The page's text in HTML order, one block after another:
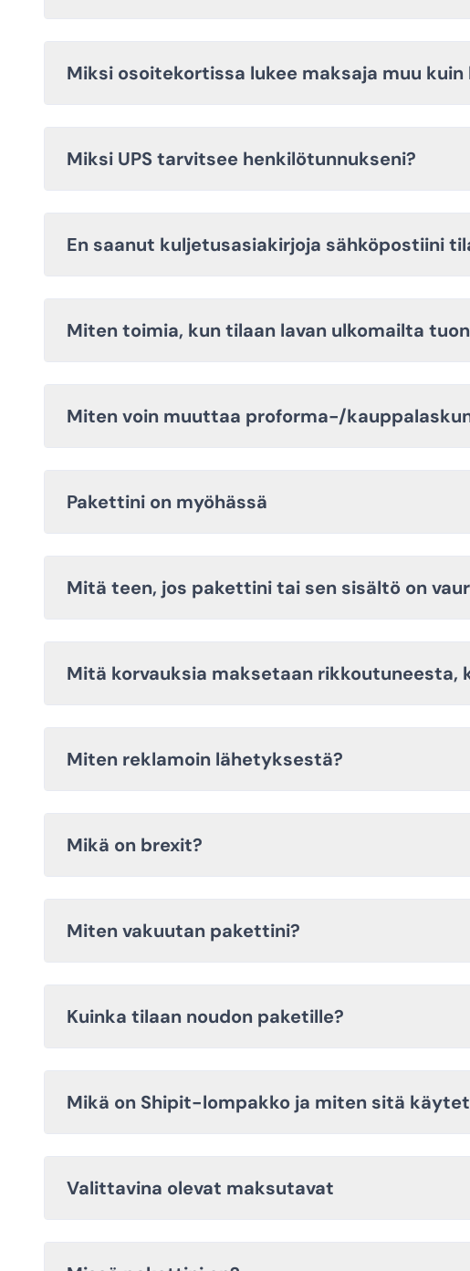
Miksi osoitekortissa lukee maksaja muu
Miksi UPS tarvitsee henkilötunnukseni?
En saanut kuljetusasiakirjoja sähköpostiini
Miten toimia, kun tilaan lavan ulkomailta
Miten voin muuttaa proforma-/
Pakettini on myöhässä
Mitä teen, jos pakettini tai sen sisältö on
Mitä korvauksia maksetaan
Miten reklamoin lähetyksestä?
Mikä on brexit?
Miten vakuutan pakettini?
Kuinka tilaan noudon paketille?
Mikä on Shipit-lompakko ja miten sitä
Valittavina olevat maksutavat